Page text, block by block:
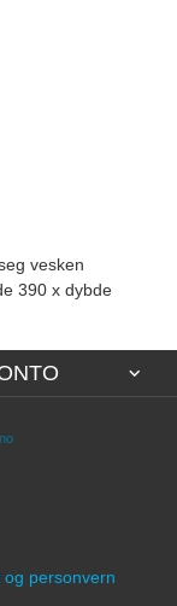
vesken
390 x dybde
og personvern